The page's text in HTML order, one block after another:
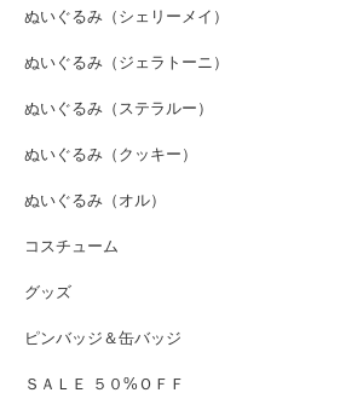
ぬいぐるみ（シェリーメイ）
ぬいぐるみ（ジェラトーニ）
ぬいぐるみ（ステラルー）
ぬいぐるみ（クッキー）
ぬいぐるみ（オル）
コスチューム
グッズ
ピンバッジ＆缶バッジ
ＳＡＬＥ ５０%ＯＦＦ